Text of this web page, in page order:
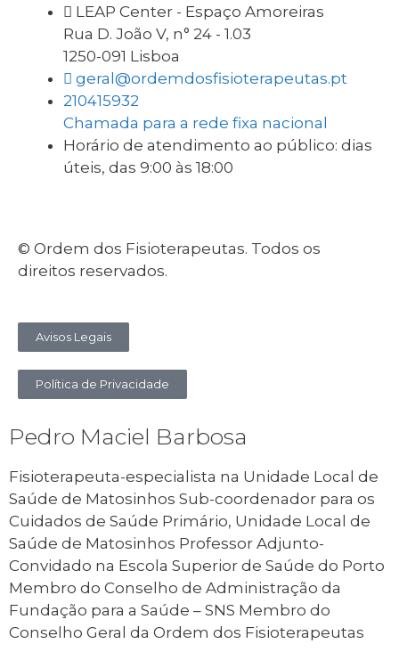
LEAP Center - Espaço Amoreiras
Rua D. João V, n° 24 - 1.03
1250-091 Lisboa
geral@ordemdosfisioterapeutas.pt
210415932
Chamada para a rede fixa nacional
Horário de atendimento ao público: dias
úteis, das 9:00 às 18:00
© Ordem dos Fisioterapeutas. Todos os
direitos reservados.
Avisos Legais
Política de Privacidade
Pedro Maciel Barbosa
Fisioterapeuta-especialista na Unidade Local de
Saúde de Matosinhos Sub-coordenador para os
Cuidados de Saúde Primário, Unidade Local de
Saúde de Matosinhos Professor Adjunto-
Convidado na Escola Superior de Saúde do Porto
Membro do Conselho de Administração da
Fundação para a Saúde – SNS Membro do
Conselho Geral da Ordem dos Fisioterapeutas